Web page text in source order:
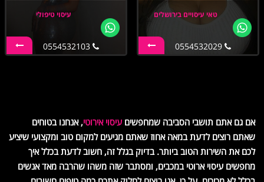
טאי עיסויים בירושלים
0554532029
עיסוי טיפולי
0554532103
אם גם אתם תושבי הסביבה שמחפשים עיסוי אירוטי, אנחנו בטוחים
שאתם רוצים לדעת במאה אחוז שאתם מגיעים למקום טוב ומקצועי שיציע
לכם את השירות הטוב ביותר. בדיוק בגלל זה, חשוב לדעת בכלל איך
מחפשים עיסוי ארוטי במכבים, ומסתבר שזה משהו שהרבה מאד אנשים